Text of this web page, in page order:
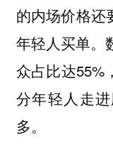
的内场价格还
年轻人买单。
众占比达55%
分年轻人走
多。